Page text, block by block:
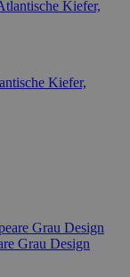
Kiefer,
Grau Design